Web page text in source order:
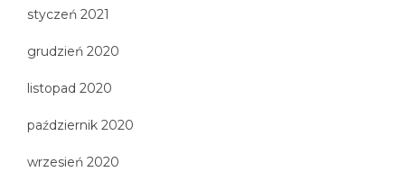
styczeń 2021
grudzień 2020
listopad 2020
październik 2020
wrzesień 2020